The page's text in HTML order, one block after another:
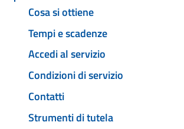
Cosa si ottiene
Tempi e scadenze
Accedi al servizio
Condizioni di servizio
Contatti
Strumenti di tutela